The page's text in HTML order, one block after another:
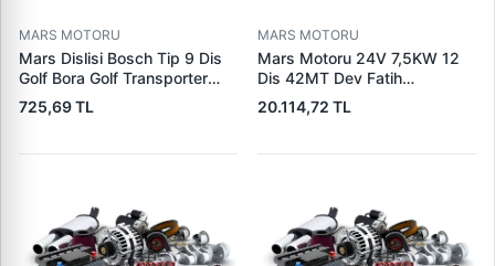
MARS MOTORU
Mars Dislisi Bosch Tip 9 Dis
Golf Bora Golf Transporter
Seat Skoda (15713) | ZEN
1108 | OEM 1072156
725,69 TL
MARS MOTORU
Mars Motoru 24V 7,5KW 12
Dis 42MT Dev Fatih
Cat,140H, 963B Cummins
L10,Qsc John Deere
LES0313 | OEM 0R2186
20.114,72 TL